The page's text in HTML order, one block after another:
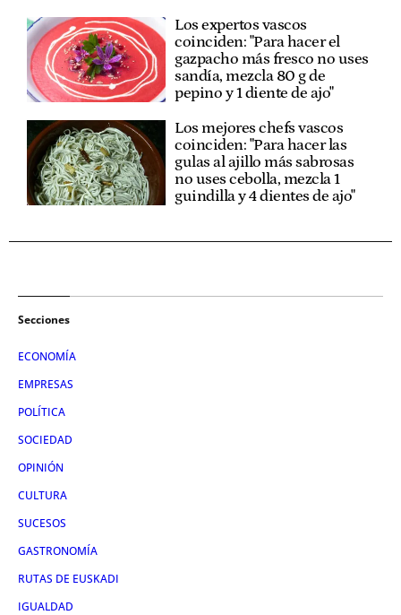
Los expertos vascos
coinciden: "Para hacer el
gazpacho más fresco no uses
sandía, mezcla 80 g de
pepino y 1 diente de ajo"
Los mejores chefs vascos
coinciden: "Para hacer las
gulas al ajillo más sabrosas
no uses cebolla, mezcla 1
guindilla y 4 dientes de ajo"
Secciones
ECONOMÍA
EMPRESAS
POLÍTICA
SOCIEDAD
OPINIÓN
CULTURA
SUCESOS
GASTRONOMÍA
RUTAS DE EUSKADI
IGUALDAD